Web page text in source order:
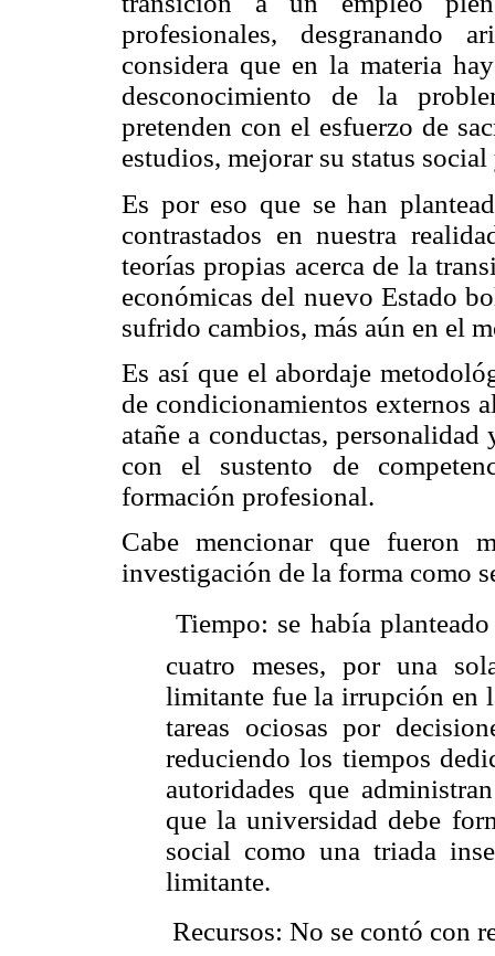
profesionales, desgranando
considera que en la materia
desconocimiento de la
pretenden con el esfuerzo de
estudios, mejorar su status
Es por eso que se han
contrastados en nuestra
teorías propias acerca de la
económicas del nuevo Estado
sufrido cambios, más aún en el
Es así que el abordaje
de condicionamientos externos
atañe a conductas,
con el sustento de
formación profesional.
Cabe mencionar que fueron
investigación de la forma como
 Tiempo: se había
cuatro meses, por una
limitante fue la irrupción en
tareas ociosas por
reduciendo los tiempos
autoridades que
que la universidad debe
social como una triada
limitante.
 Recursos: No se contó